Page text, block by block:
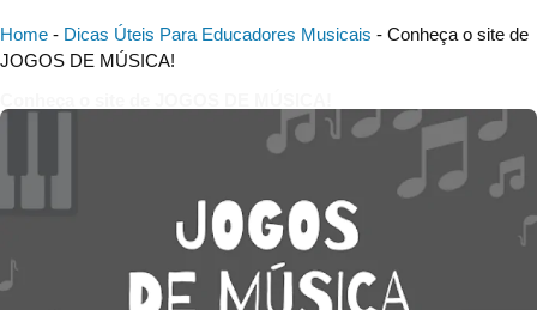
Home - Dicas Úteis Para Educadores Musicais - Conheça o site de
JOGOS DE MÚSICA!